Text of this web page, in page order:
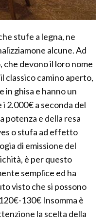
stufe a legna, ne
alcune. Ad
devono il loro nome
classico camino aperto,
in ghisa e hanno un
2.000€ a seconda del
potenza e della resa
o stufa ad effetto
di emissione del
è per questo
semplice ed ha
visto che si possono
130€ Insomma è
la scelta della